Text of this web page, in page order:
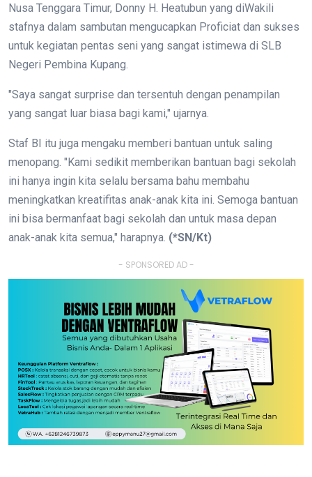
Nusa Tenggara Timur, Donny H. Heatubun yang diWakili
stafnya dalam sambutan mengucapkan Proficiat dan sukses
untuk kegiatan pentas seni yang sangat istimewa di SLB
Negeri Pembina Kupang.
"Saya sangat surprise dan tersentuh dengan penampilan
yang sangat luar biasa bagi kami," ujarnya.
Staf BI itu juga mengaku memberi bantuan untuk saling
menopang. "Kami sedikit memberikan bantuan bagi sekolah
ini hanya ingin kita selalu bersama bahu membahu
meningkatkan kreatifitas anak-anak kita ini. Semoga bantuan
ini bisa bermanfaat bagi sekolah dan untuk masa depan
anak-anak kita semua," harapnya. (*SN/Kt)
- SPONSORED AD -